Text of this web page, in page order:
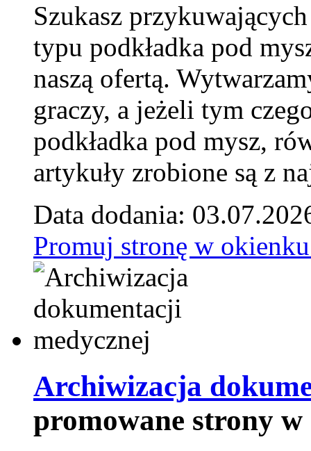
Szukasz
typu podkładka pod
naszą ofertą.
graczy, a jeżeli tym
podkładka pod mysz,
artykuły zrobione są z
Data dodania:
Promuj stronę w
Archiwizacja
promowane strony